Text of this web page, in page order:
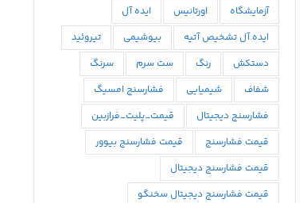
آزمایشگاه
اورتانیس
ایده آل
ایده آل تشخیص آتیه
بیوشیمی
تیروئید
دستکش
رنگ ست سرم
سرنگ
شفاف
شیمیایی
فشارسنج امسیگ
فشارسنج دیجیتال
قیمت_پلیت_فرازبین
قیمت فشارسنج
قیمت فشارسنج بیوور
قیمت فشارسنج دیجیتال
قیمت فشارسنج دیجیتال سخنگو